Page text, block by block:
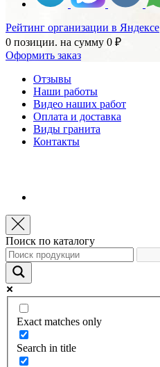
Рейтинг организации в Яндексе
0 позиции. на сумму 0 ₽
Оформить заказ
Отзывы
Наши работы
Видео наших работ
Оплата и доставка
Виды гранита
Контакты
Поиск по каталогу
Exact matches only
Search in title